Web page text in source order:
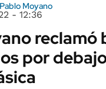
Pablo Moyano
- 12:36
reclamó
por